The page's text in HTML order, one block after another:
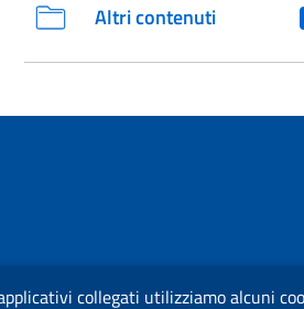
Altri contenuti